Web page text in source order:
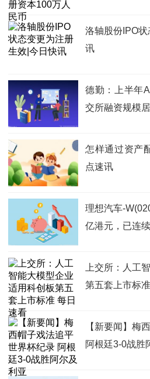
洛轴股份IPO
讯
德勤：上半年
交所融资规模
怎样通过资产
点速讯
理想汽车-
亿港元，已连
上交所：人工
第五套上市标
【新要闻】梅
阿根廷3-0战胜